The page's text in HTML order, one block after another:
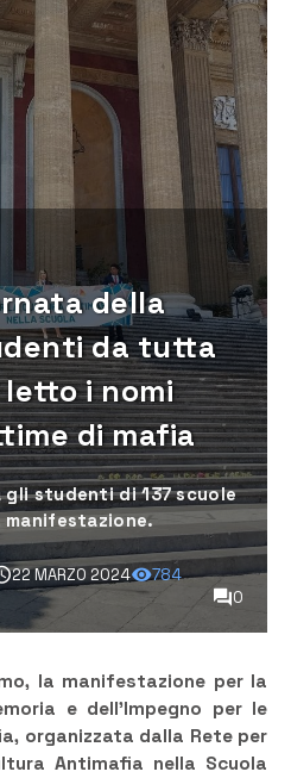
della
da tutta
letto i nomi
di mafia
studenti di 137 scuole
22 MARZO 2024
784
0
la manifestazione per la
e dell’Impegno per le
organizzata dalla Rete per
Antimafia nella Scuola